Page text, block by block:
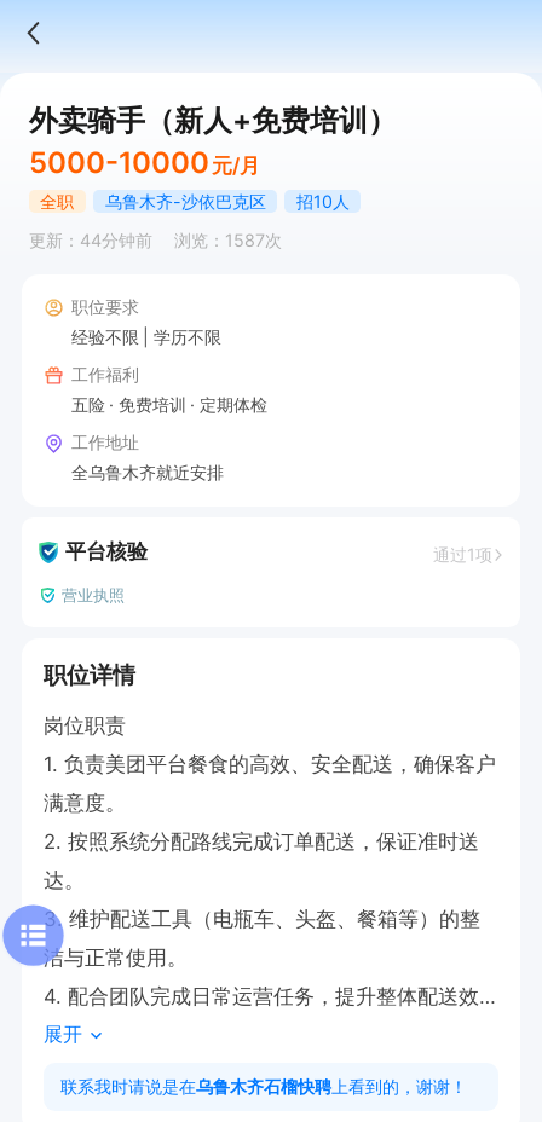
外卖骑手（新人+免费培训）
5000-10000 元/月
全职 乌鲁木齐-沙依巴克区
招10人
更新：44分钟前
浏览：1587次
职位要求
经验不限
学历不限
工作福利
五险
免费培训
定期体检
工作地址
全乌鲁木齐就近安排
平台核验 通过1项
营业执照
职位详情
岗位职责
1. 负责美团平台餐食的高效、安全配送，确保客户
满意度。
2. 按照系统分配路线完成订单配送，保证准时送
达。
3. 维护配送工具（电瓶车、头盔、餐箱等）的整
洁与正常使用。
4. 配合团队完成日常运营任务，提升整体配送效
率。
5. 适应高强度工作节奏，具备良好的时间管理能
展开
联系我时请说是在乌鲁木齐石榴快聘 上看到的，谢谢！